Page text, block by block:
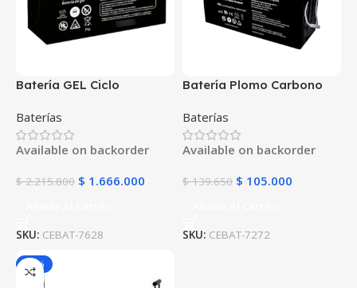
Batería GEL Ciclo
POWEST FLS121500DC |
Energía Solar | Deep Cycle
VRLA | Off-Grid
Baterías
Available on backorder
$2.215.800 $ 1.666.000
SKU: CEBAT-7628
Batería Plomo Carbono
VRLA Ciclo Profundo |
Libre de Mantenimiento |
Para UPS y Energía Solar
Baterías
Available on backorder
$139.650 $ 105.000
SKU: CEBAT-7272
-25%